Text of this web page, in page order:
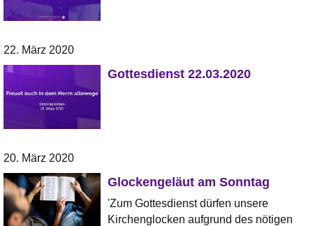
22. März 2020
Gottesdienst 22.03.2020
20. März 2020
Glockengeläut am Sonntag
'Zum Gottesdienst dürfen unsere
Kirchenglocken aufgrund des nötigen